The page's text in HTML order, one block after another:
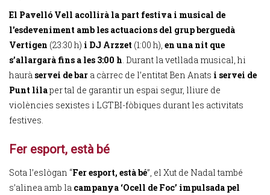
El Pavelló Vell acollirà la part festiva i musical de
l’esdeveniment amb les actuacions del grup berguedà
Vertigen (23:30 h) i DJ Arzzet (1:00 h), en una nit que
s’allargarà fins a les 3:00 h. Durant la vetllada musical, hi
haurà servei de bar a càrrec de l’entitat Ben Anats i servei de
Punt lilaper tal de garantir un espai segur, lliure de
violències sexistes i LGTBI-fòbiques durant les activitats
festives.
Fer esport, està bé
Sota l’eslògan “Fer esport, està bé”, el Xut de Nadal també
s’alinea amb la campanya ‘Ocell de Foc’ impulsada pel